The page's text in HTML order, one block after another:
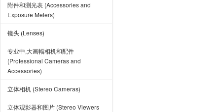
附件和测光表 (Accessories and
Exposure Meters)
镜头 (Lenses)
专业中,大画幅相机和配件
(Professional Cameras and
Accessories)
立体相机 (Stereo Cameras)
立体观影器和图片 (Stereo Viewers